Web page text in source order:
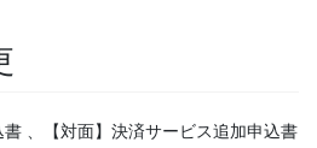
書 、【対面】決済サービス追加申込書